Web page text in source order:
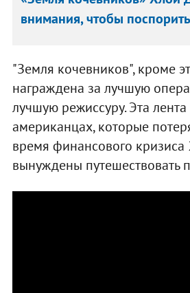
внимания, чтобы поспорить
"Земля кочевников", кроме
награждена за лучшую
лучшую режиссуру. Эта
американцах, которые
время финансового
вынуждены путешествовать